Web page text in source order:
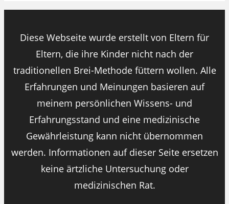
Diese Webseite wurde erstellt von Eltern für
Eltern, die ihre Kinder nicht nach der
traditionellen Brei-Methode füttern wollen. Alle
Erfahrungen und Meinungen basieren auf
meinem persönlichen Wissens- und
Erfahrungsstand und eine medizinische
Gewährleistung kann nicht übernommen
werden. Informationen auf dieser Seite ersetzen
keine ärtzliche Untersuchung oder
medizinischen Rat.